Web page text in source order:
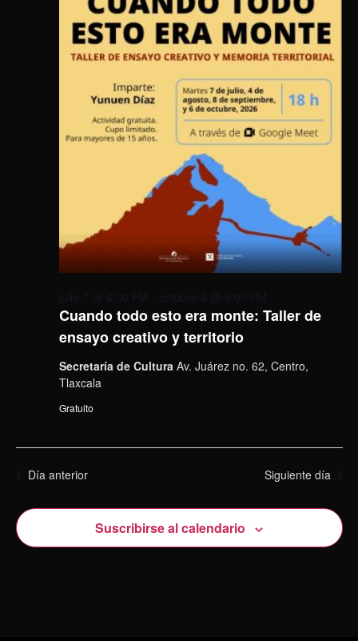
Cuando todo esto era monte: Taller de
ensayo creativo y territorio
julio 7 @ 6:00 PM - octubre 6 @ 8:00 PM
Secretaría de Cultura Av. Juárez no. 62, Centro,
Tlaxcala
Gratuito
Día anterior Siguiente día
Suscribirse al calendario